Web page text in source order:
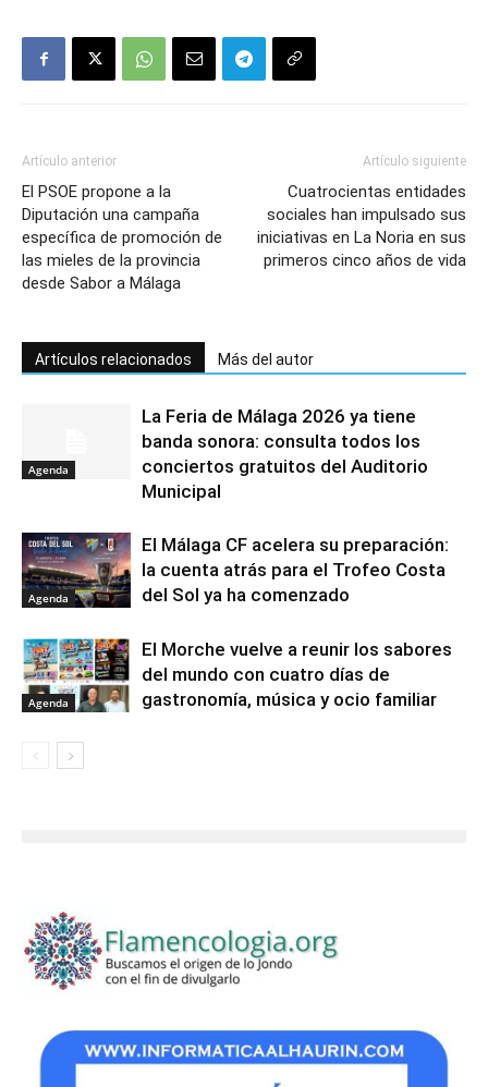
Artículo anterior
El PSOE propone a la
Diputación una campaña
específica de promoción de
las mieles de la provincia
desde Sabor a Málaga
Artículo siguiente
Cuatrocientas entidades
sociales han impulsado sus
iniciativas en La Noria en sus
primeros cinco años de vida
Artículos relacionados Más del autor
Agenda
La Feria de Málaga 2026 ya tiene
banda sonora: consulta todos los
conciertos gratuitos del Auditorio
Municipal
Agenda
El Málaga CF acelera su preparación:
la cuenta atrás para el Trofeo Costa
del Sol ya ha comenzado
Agenda
El Morche vuelve a reunir los sabores
del mundo con cuatro días de
gastronomía, música y ocio familiar